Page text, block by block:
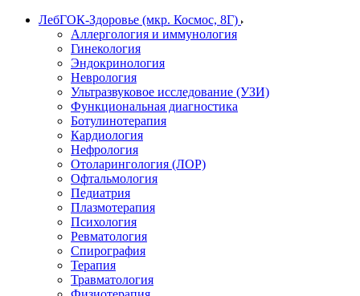
ЛебГОК-Здоровье (мкр. Космос, 8Г)
Аллергология и иммунология
Гинекология
Эндокринология
Неврология
Ультразвуковое исследование (УЗИ)
Функциональная диагностика
Ботулинотерапия
Кардиология
Нефрология
Отоларингология (ЛОР)
Офтальмология
Педиатрия
Плазмотерапия
Психология
Ревматология
Спирография
Терапия
Травматология